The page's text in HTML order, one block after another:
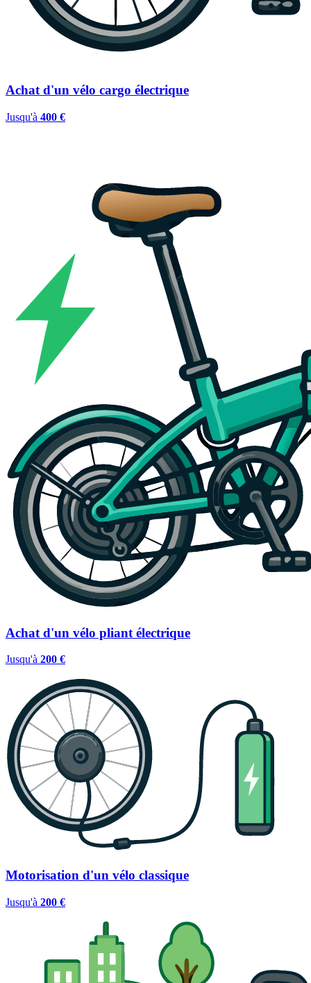
Achat d'un vélo cargo électrique
Jusqu'à 400 €
Achat d'un vélo pliant électrique
Jusqu'à 200 €
Motorisation d'un vélo classique
Jusqu'à 200 €